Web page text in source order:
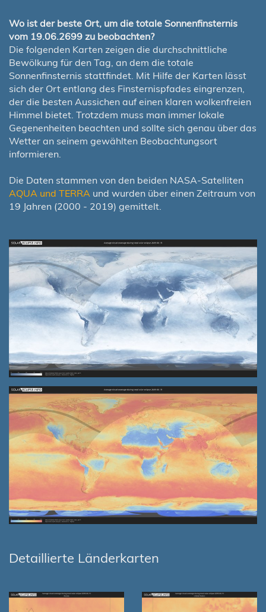
Wo ist der beste Ort, um die totale Sonnenfinsternis
vom 19.06.2699 zu beobachten?
Die folgenden Karten zeigen die durchschnittliche
Bewölkung für den Tag, an dem die totale
Sonnenfinsternis stattfindet. Mit Hilfe der Karten lässt
sich der Ort entlang des Finsternispfades eingrenzen,
der die besten Aussichen auf einen klaren wolkenfreien
Himmel bietet. Trotzdem muss man immer lokale
Gegenenheiten beachten und sollte sich genau über das
Wetter an seinem gewählten Beobachtungsort
informieren.
Die Daten stammen von den beiden NASA-Satelliten
AQUA und TERRA und wurden über einen Zeitraum von
19 Jahren (2000 - 2019) gemittelt.
Detaillierte Länderkarten